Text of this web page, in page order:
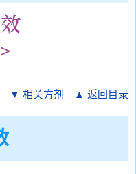
▼ 相关方剂 ▲ 返回目录